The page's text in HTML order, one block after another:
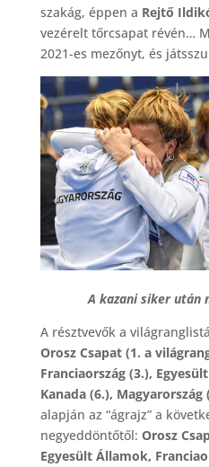
szakág, éppen a Rejtő
vezérelt tőrcsapat révén…
2021-es mezőnyt, és
A kazani siker után
A résztvevők a
Orosz Csapat (1. a
Franciaország (3.),
Kanada (6.),
alapján az “ágrajz” a
negyeddöntőtől: Orosz
Egyesült Államok,